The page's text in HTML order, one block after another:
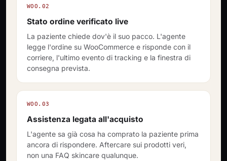
WOO.02
Stato ordine verificato live
La paziente chiede dov'è il suo pacco. L'agente
legge l'ordine su WooCommerce e risponde con il
corriere, l'ultimo evento di tracking e la finestra di
consegna prevista.
WOO.03
Assistenza legata all'acquisto
L'agente sa già cosa ha comprato la paziente prima
ancora di rispondere. Aftercare sui prodotti veri,
non una FAQ skincare qualunque.